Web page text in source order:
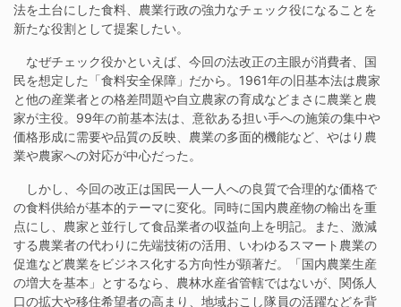
法を土台にした食料、農業行政の強力なチェック役になることを
新たな役割として提案したい。
なぜチェック役かといえば、今回の法改正の主眼が消費者、国
民を想定した「食料安全保障」だから。1961年の旧基本法は農家
と他の産業者との格差問題や自立農家の育成などまさに農業と農
家が主役。99年の前基本法は、意欲ある担い手への施策の集中や
価格形成に需要や品質の反映、農業の多面的機能など、やはり農
業や農家への対応が中心だった。
しかし、今回の改正は国民一人一人への良質で合理的な価格で
の食料供給が基本的テーマに変化。同時に国内農産物の輸出を重
点にし、農家と並行して食品業者の収益向上を明記。また、激減
する農業者の代わりに先端技術の活用、いわゆるスマート農業の
促進など農業をビジネス化する方向性が顕著だ。「国内農業生産
の増大を基本」とするなら、農林水産省管轄ではないが、関係人
口の拡大や移住希望者の高まり、地域おこし隊員の活躍などを背